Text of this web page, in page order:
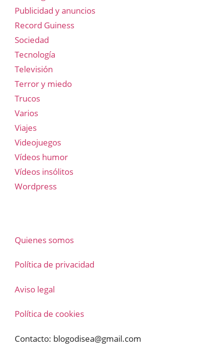
Publicidad y anuncios
Record Guiness
Sociedad
Tecnología
Televisión
Terror y miedo
Trucos
Varios
Viajes
Videojuegos
Vídeos humor
Vídeos insólitos
Wordpress
Quienes somos
Política de privacidad
Aviso legal
Política de cookies
Contacto: blogodisea@gmail.com